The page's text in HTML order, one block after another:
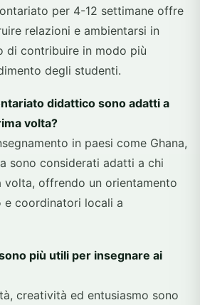
per 4-12 settimane offre
relazioni e ambientarsi in
di contribuire in modo più
degli studenti.
didattico sono adatti a
volta?
in paesi come Ghana,
sono considerati adatti a chi
volta, offrendo un orientamento
coordinatori locali a
più utili per insegnare ai
creatività ed entusiasmo sono